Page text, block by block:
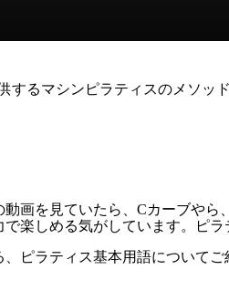
るマシンピラティスのメソ
画を見ていたら、Cカーブや
楽しめる気がしています。ピ
ピラティス基本用語についてご